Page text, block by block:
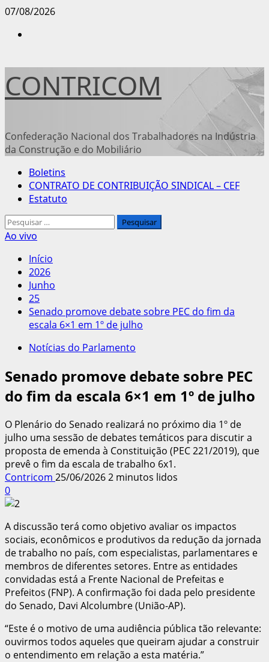
Avançar
07/08/2026
CONTRICOM
Confederação Nacional dos Trabalhadores na Indústria
da Construção e do Mobiliário
Menu
principal
Boletins
CONTRATO DE CONTRIBUIÇÃO SINDICAL – CEF
Estatuto
Pesquisar
por:
Ao vivo
Início
2026
Junho
25
Senado promove debate sobre PEC do fim da
escala 6×1 em 1º de julho
Notícias do Parlamento
Senado promove debate sobre PEC
do fim da escala 6×1 em 1º de julho
O Plenário do Senado realizará no próximo dia 1º de
julho uma sessão de debates temáticos para discutir a
proposta de emenda à Constituição (PEC 221/2019), que
prevê o fim da escala de trabalho 6x1.
Contricom 25/06/20262 minutos lidos
0
A discussão terá como objetivo avaliar os impactos
sociais, econômicos e produtivos da redução da jornada
de trabalho no país, com especialistas, parlamentares e
membros de diferentes setores. Entre as entidades
convidadas está a Frente Nacional de Prefeitas e
Prefeitos (FNP). A confirmação foi dada pelo presidente
do Senado, Davi Alcolumbre (União-AP).
“Este é o motivo de uma audiência pública tão relevante:
ouvirmos todos aqueles que queiram ajudar a construir
o entendimento em relação a esta matéria.”